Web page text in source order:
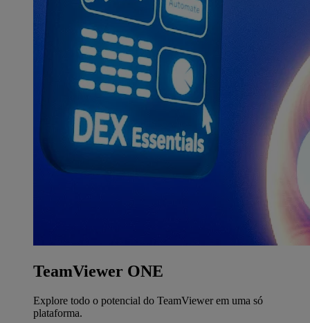
TeamViewer ONE
Explore todo o potencial do TeamViewer em uma só
plataforma.